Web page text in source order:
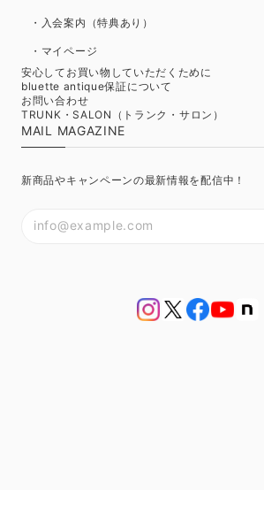
・入会案内（特典あり）
・マイページ
安心してお買い物していただくために
bluette antique保証について
お問い合わせ
TRUNK・SALON（トランク・サロン）
MAIL MAGAZINE
新商品やキャンペーンの最新情報を配信中！